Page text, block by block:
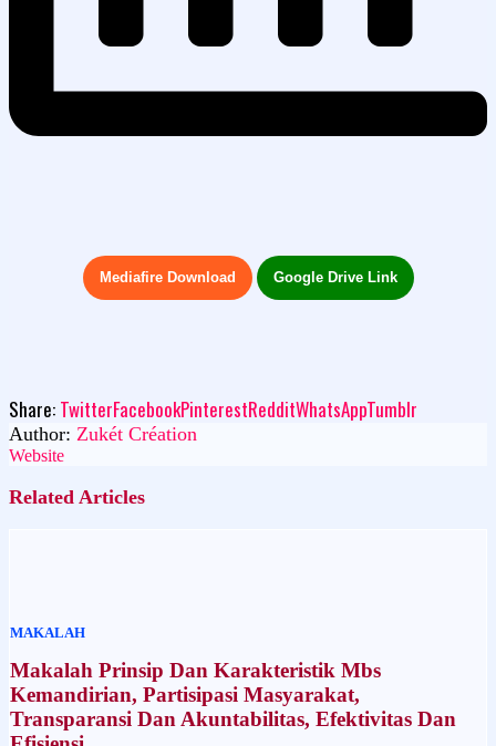
Mediafire Download Google Drive Link
Share: TwitterFacebookPinterestRedditWhatsAppTumblr
Author: Zukét Création
Website
Related Articles
MAKALAH
Makalah Prinsip Dan Karakteristik Mbs
Kemandirian, Partisipasi Masyarakat,
Transparansi Dan Akuntabilitas, Efektivitas Dan